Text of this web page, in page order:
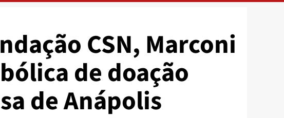
CSN, Marconi
de doação
de Anápolis